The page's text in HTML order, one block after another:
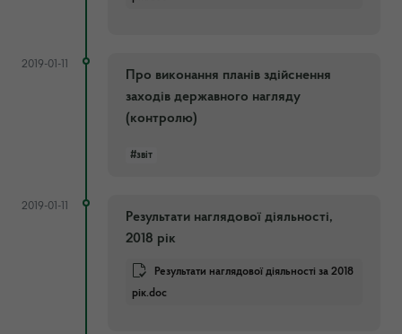
2019-01-11
Про виконання планів здійснення
заходів державного нагляду
(контролю)
#звіт
2019-01-11
Результати наглядової діяльності,
2018 рік
Результати наглядової діяльності за 2018
рік.doc